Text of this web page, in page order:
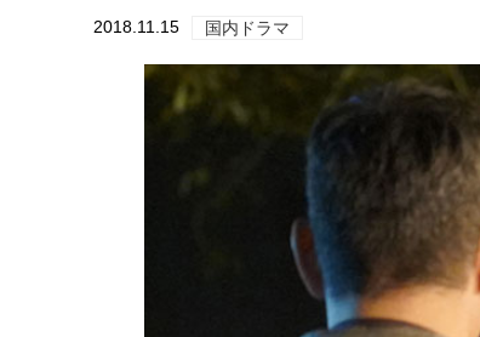
2018.11.15 国内ドラマ